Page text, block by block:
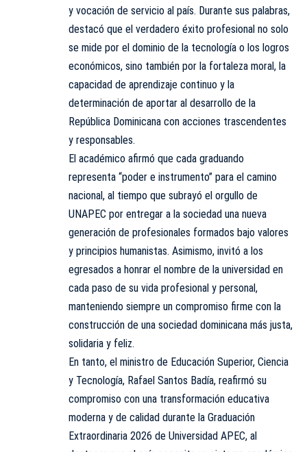
y vocación de servicio al país. Durante sus palabras,
destacó que el verdadero éxito profesional no solo
se mide por el dominio de la tecnología o los logros
económicos, sino también por la fortaleza moral, la
capacidad de aprendizaje continuo y la
determinación de aportar al desarrollo de la
República Dominicana con acciones trascendentes
y responsables.
El académico afirmó que cada graduando
representa “poder e instrumento” para el camino
nacional, al tiempo que subrayó el orgullo de
UNAPEC por entregar a la sociedad una nueva
generación de profesionales formados bajo valores
y principios humanistas. Asimismo, invitó a los
egresados a honrar el nombre de la universidad en
cada paso de su vida profesional y personal,
manteniendo siempre un compromiso firme con la
construcción de una sociedad dominicana más justa,
solidaria y feliz.
En tanto, el ministro de Educación Superior, Ciencia
y Tecnología, Rafael Santos Badía, reafirmó su
compromiso con una transformación educativa
moderna y de calidad durante la Graduación
Extraordinaria 2026 de Universidad APEC, al